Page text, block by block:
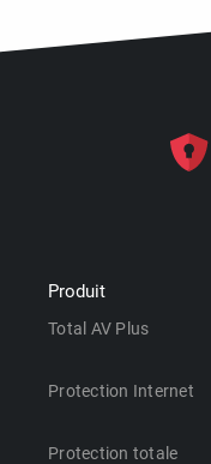
Produit
Total AV Plus
Protection Internet
Protection totale